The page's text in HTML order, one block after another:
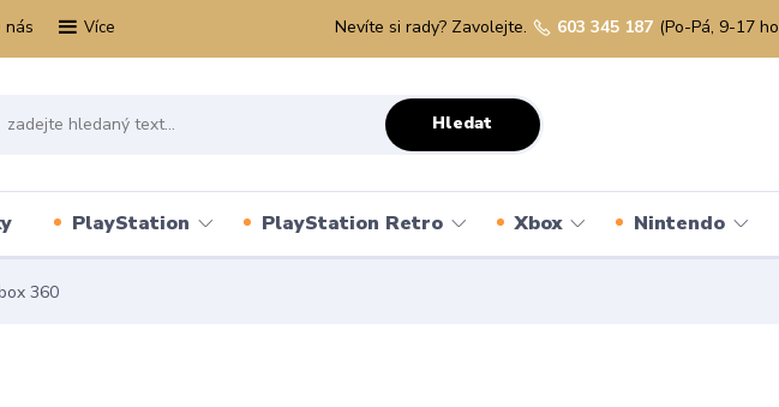
nás Více
Hledat
Nevíte si rady? Zavolejte. 603 345 187 (Po-Pá, 9-17
PlayStation PlayStation Retro Xbox Nintendo
360